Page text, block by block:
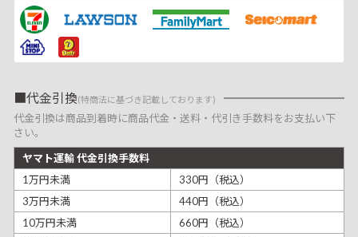
代金引換(特商法に基づき記載しております)
代金引換は商品到着時に商品代金・送料・代引き手数料をお支払い下
さい。
ヤマト運輸 代金引換手数料
1万円未満
330円（税込）
3万円未満
440円（税込）
10万円未満
660円（税込）